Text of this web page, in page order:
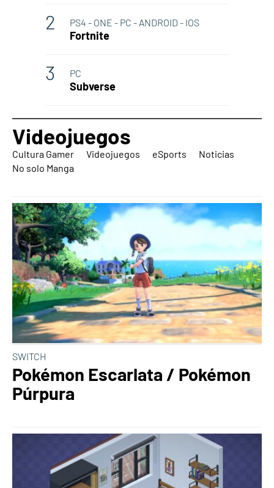
PS4 - ONE - PC - ANDROID - IOS
Fortnite
PC
Subverse
Videojuegos
Cultura Gamer Videojuegos eSports
Noticias
No solo Manga
SWITCH
Pokémon Escarlata / Pokémon
Púrpura